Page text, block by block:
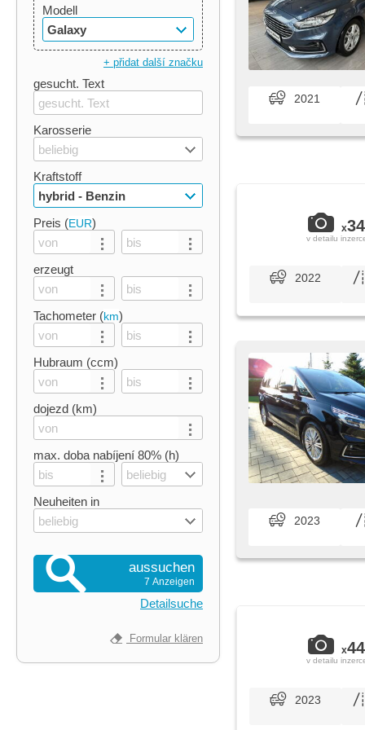
Modell
Galaxy
+ přidat další značku
gesucht. Text
Karosserie
beliebig
Kraftstoff
hybrid - Benzin
Preis (EUR)
erzeugt
Tachometer (km)
Hubraum (ccm)
dojezd (km)
max. doba nabíjení 80% (h)
beliebig
Neuheiten in
beliebig
aussuchen
7 Anzeigen
Detailsuche
Formular klären
2021
x34
v detailu
2022
2023
x44
v detailu
2023